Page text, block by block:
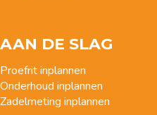
AAN DE SLAG
Proefrit inplannen
Onderhoud inplannen
Zadelmeting inplannen